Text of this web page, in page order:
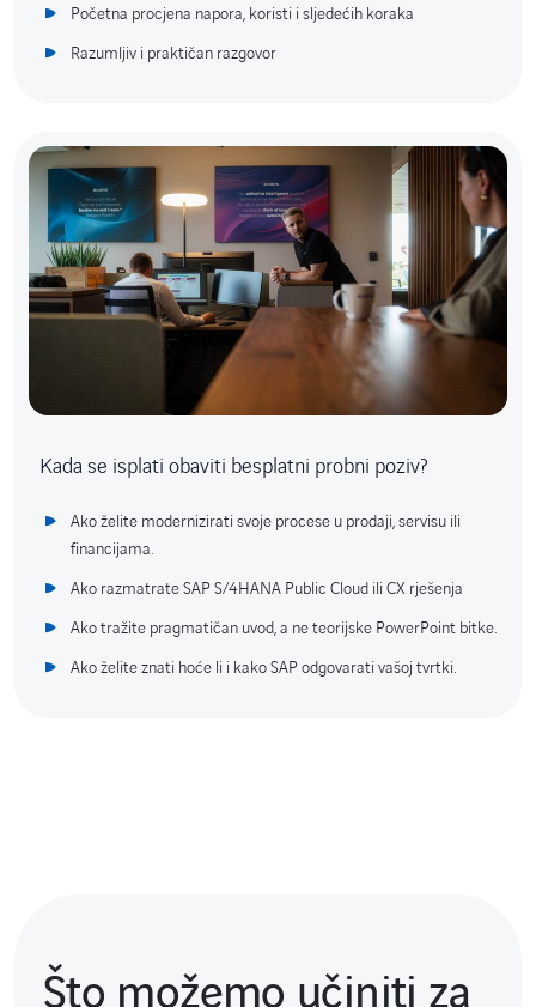
Početna procjena napora, koristi i sljedećih koraka
Razumljiv i praktičan razgovor
Kada se isplati obaviti besplatni probni poziv?
Ako želite modernizirati svoje procese u prodaji, servisu ili
financijama.
Ako razmatrate SAP S/4HANA Public Cloud ili CX rješenja
Ako tražite pragmatičan uvod, a ne teorijske PowerPoint bitke.
Ako želite znati hoće li i kako SAP odgovarati vašoj tvrtki.
Što možemo učiniti za